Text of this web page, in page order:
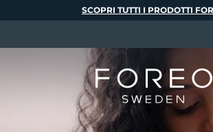
SCOPRI TUTTI I PRODOTTI